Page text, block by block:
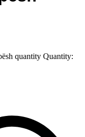
quantity Quantity: